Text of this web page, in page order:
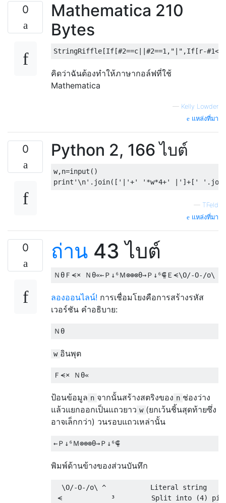
0
Mathematica 210
Bytes
คิดว่าฉันต้องทำให้ภาษากอล์ฟที่ใช้
Mathematica
— Kelly Lowder
แหล่งที่มา
0 Python 2, 166 ไบต์
w,n=input ()
print '\n' . join([ '|'+' ' *w*4+' |' ]+[ ' ' .
— TFeld
แหล่งที่มา
0 ถ่าน 43 ไบต์
ลองออนไลน์! การเชื่อมโยงคือการสร้างรหัส
เวอร์ชัน คำอธิบาย:
w อินพุต
ป้อนข้อมูล n จากนั้นสร้างสตริงของ n ช่องว่าง
แล้วแยกออกเป็นแถวยาว w (ยกเว้นชิ้นสุดท้ายซึ่ง
อาจเล็กกว่า) วนรอบแถวเหล่านั้น
พิมพ์ด้านข้างของส่วนบันทึก
  \O/-O-/o\ ^           Literal string
⪪            ³         Split into (4)